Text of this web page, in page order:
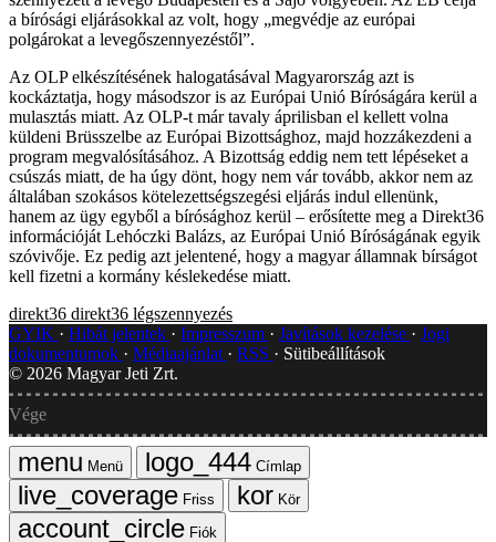
a bírósági eljárásokkal az volt, hogy „megvédje az európai
polgárokat a levegőszennyezéstől”.
Az OLP elkészítésének halogatásával Magyarország azt is
kockáztatja, hogy másodszor is az Európai Unió Bíróságára kerül a
mulasztás miatt. Az OLP-t már tavaly áprilisban el kellett volna
küldeni Brüsszelbe az Európai Bizottsághoz, majd hozzákezdeni a
program megvalósításához. A Bizottság eddig nem tett lépéseket a
csúszás miatt, de ha úgy dönt, hogy nem vár tovább, akkor nem az
általában szokásos kötelezettségszegési eljárás indul ellenünk,
hanem az ügy egyből a bírósághoz kerül – erősítette meg a Direkt36
információját Lehóczki Balázs, az Európai Unió Bíróságának egyik
szóvivője. Ez pedig azt jelentené, hogy a magyar államnak bírságot
kell fizetni a kormány késlekedése miatt.
direkt36 direkt36 légszennyezés
GYIK
Hibát jelentek Impresszum Javítások kezelése
Jogi
dokumentumok
Médiaajánlat RSS
Sütibeállítások
© 2026 Magyar Jeti Zrt.
Vége
Menü
Címlap
Friss
Kör
Fiók